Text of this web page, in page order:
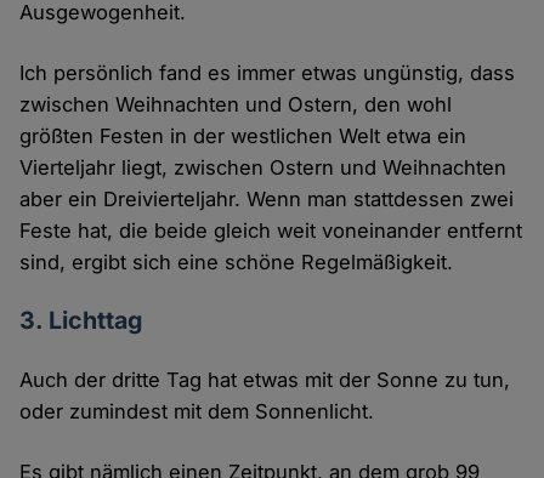
Ausgewogenheit.
Ich persönlich fand es immer etwas ungünstig, dass
zwischen Weihnachten und Ostern, den wohl
größten Festen in der westlichen Welt etwa ein
Vierteljahr liegt, zwischen Ostern und Weihnachten
aber ein Dreivierteljahr. Wenn man stattdessen zwei
Feste hat, die beide gleich weit voneinander entfernt
sind, ergibt sich eine schöne Regelmäßigkeit.
3. Lichttag
Auch der dritte Tag hat etwas mit der Sonne zu tun,
oder zumindest mit dem Sonnenlicht.
Es gibt nämlich einen Zeitpunkt, an dem grob 99